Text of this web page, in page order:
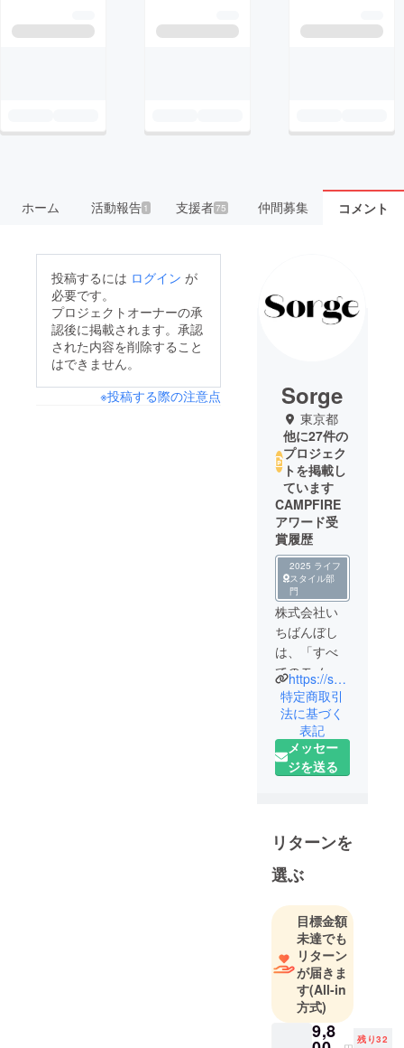
ホーム 活動報告1 支援者75 仲間募集 コメント
投稿するには ログイン が
必要です。
プロジェクトオーナーの承
認後に掲載されます。承認
された内容を削除すること
はできません。
※投稿する際の注意点
Sorge
東京都
他に27件の
プロジェク
トを掲載し
ています
CAMPFIRE
アワード受
賞履歴
2025 ライフ
スタイル部
門
株式会社い
ちばんぼし
は、「すべ
てのモノが
共生できる
社会を！」
をミッショ
ンに、アウ
トドアブラ
ゲ)を展開し
ています。
棄されるも
のを魅力的
な商品に変
え、新しい
命を吹き込
むことで、
環境問題に
https://sorge.jp/
特定商取引
法に基づく
表記
メッセー
ジを送る
リターンを
選ぶ
目標金額
未達でも
リターン
が届きま
す(All-in
方式)
9,8 残り32